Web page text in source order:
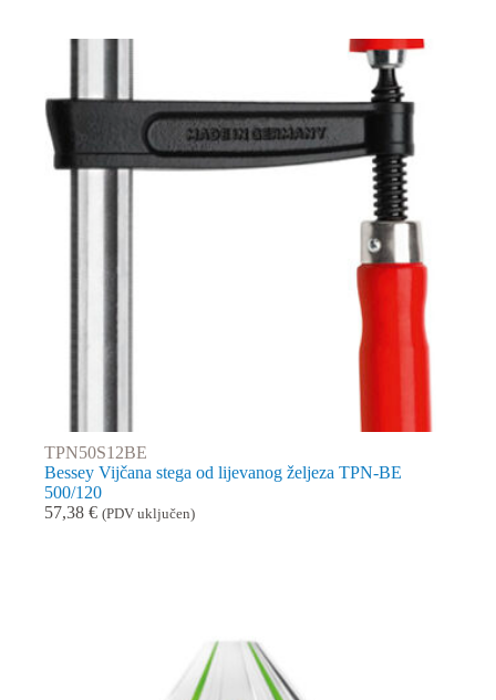
TPN50S12BE
Bessey Vijčana stega od lijevanog željeza TPN-BE
500/120
57,38 € (PDV uključen)